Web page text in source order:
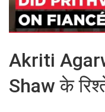
Akriti
Shaw के